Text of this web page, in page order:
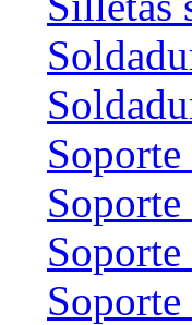
Soporte
Soporte